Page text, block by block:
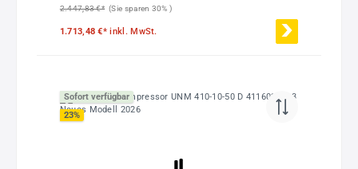
2.447,83 €* (Sie sparen 30% )
1.713,48 €*inkl. MwSt.
Sofort verfügbar
23%